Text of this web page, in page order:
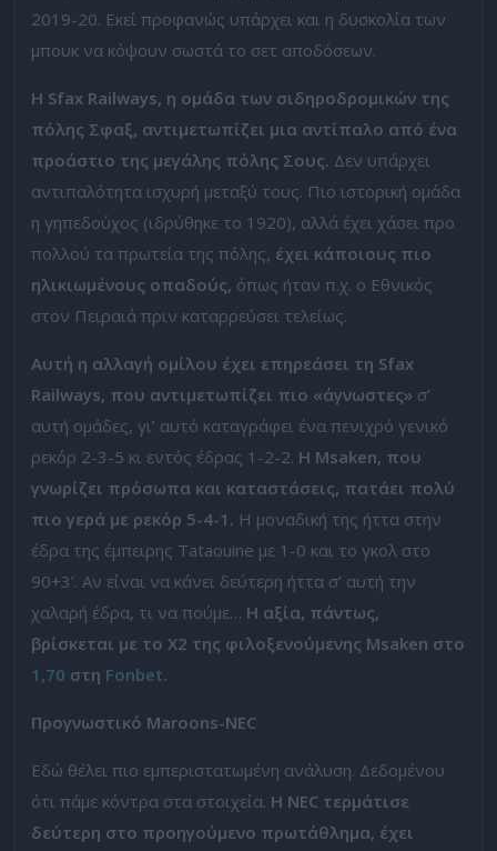
2019-20. Εκεί προφανώς υπάρχει και η δυσκολία των
μπουκ να κόψουν σωστά το σετ αποδόσεων.
Η Sfax Railways, η ομάδα των σιδηροδρομικών της
πόλης Σφαξ, αντιμετωπίζει μια αντίπαλο από ένα
προάστιο της μεγάλης πόλης Σους. Δεν υπάρχει
αντιπαλότητα ισχυρή μεταξύ τους. Πιο ιστορική ομάδα
η γηπεδούχος (ιδρύθηκε το 1920), αλλά έχει χάσει προ
πολλού τα πρωτεία της πόλης, έχει κάποιους πιο
ηλικιωμένους οπαδούς, όπως ήταν π.χ. ο Εθνικός
στον Πειραιά πριν καταρρεύσει τελείως.
Αυτή η αλλαγή ομίλου έχει επηρεάσει τη Sfax
Railways, που αντιμετωπίζει πιο «άγνωστες» σ’
αυτή ομάδες, γι’ αυτό καταγράφει ένα πενιχρό γενικό
ρεκόρ 2-3-5 κι εντός έδρας 1-2-2. Η Msaken, που
γνωρίζει πρόσωπα και καταστάσεις, πατάει πολύ
πιο γερά με ρεκόρ 5-4-1. Η μοναδική της ήττα στην
έδρα της έμπειρης Tataouine με 1-0 και το γκολ στο
90+3’. Αν είναι να κάνει δεύτερη ήττα σ’ αυτή την
χαλαρή έδρα, τι να πούμε… Η αξία, πάντως,
βρίσκεται με το X2 της φιλοξενούμενης Msaken στο
1,70 στη Fonbet.
Προγνωστικό Maroons-NEC
Εδώ θέλει πιο εμπεριστατωμένη ανάλυση. Δεδομένου
ότι πάμε κόντρα στα στοιχεία. Η NEC τερμάτισε
δεύτερη στο προηγούμενο πρωτάθλημα, έχει